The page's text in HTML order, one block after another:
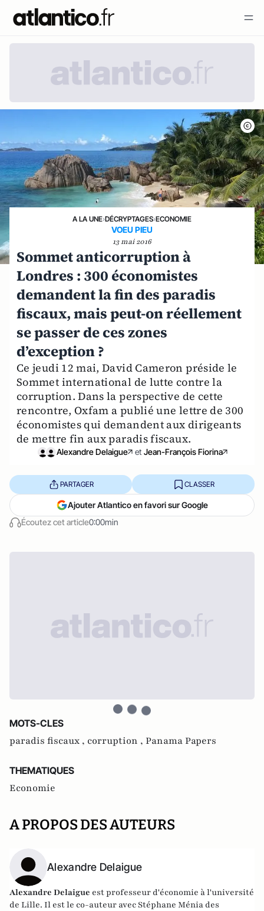
A LA UNE›DÉCRYPTAGES›ECONOMIE
VOEU PIEU
13 mai 2016
Sommet anticorruption à
Londres : 300 économistes
demandent la fin des paradis
fiscaux, mais peut-on réellement
se passer de ces zones
d’exception ?
Ce jeudi 12 mai, David Cameron préside le
Sommet international de lutte contre la
corruption. Dans la perspective de cette
rencontre, Oxfam a publié une lettre de 300
économistes qui demandent aux dirigeants
de mettre fin aux paradis fiscaux.
Alexandre Delaigue et Jean-François Fiorina
Écoutez cet article0:00min
PARTAGER CLASSER
Ajouter Atlantico en favori sur Google
MOTS-CLES
paradis fiscaux , corruption , Panama Papers
THEMATIQUES
Economie
A PROPOS DES AUTEURS
Alexandre Delaigue
Alexandre Delaigue estprofesseur d'économie à l'université
de Lille. Il est le co-auteur avec Stéphane Ménia des